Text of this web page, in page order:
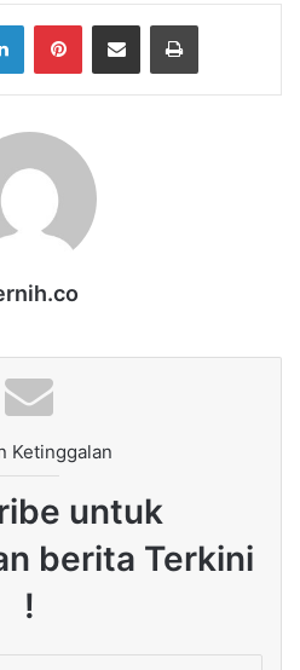
LinkedInPinterestShare via Email Print
Ketinggalan
untuk
berita Terkini
!